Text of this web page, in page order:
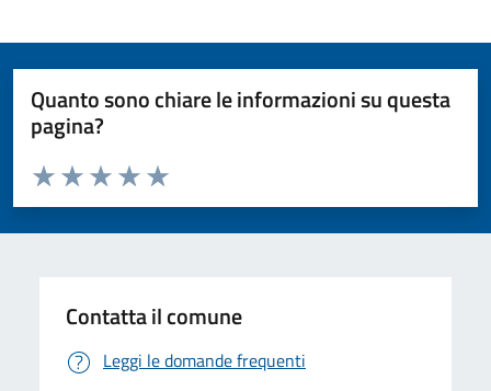
Quanto sono chiare le informazioni su questa
pagina?
Valuta da 1 a 5 stelle la pagina
Valuta 5 stelle su 5
Valuta 4 stelle su 5
Valuta 3 stelle su 5
Valuta 2 stelle su 5
Valuta 1 stelle su 5
Contatta il comune
Leggi le domande frequenti